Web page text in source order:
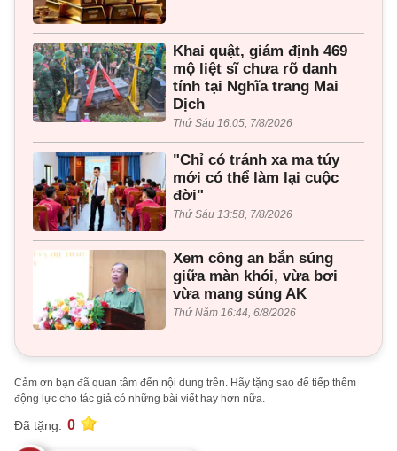
Khai quật, giám định 469
mộ liệt sĩ chưa rõ danh
tính tại Nghĩa trang Mai
Dịch
Thứ Sáu 16:05, 7/8/2026
"Chỉ có tránh xa ma túy
mới có thể làm lại cuộc
đời"
Thứ Sáu 13:58, 7/8/2026
Xem công an bắn súng
giữa màn khói, vừa bơi
vừa mang súng AK
Thứ Năm 16:44, 6/8/2026
Cảm ơn bạn đã quan tâm đến nội dung trên. Hãy tặng sao để tiếp thêm
động lực cho tác giả có những bài viết hay hơn nữa.
Đã tặng: 0